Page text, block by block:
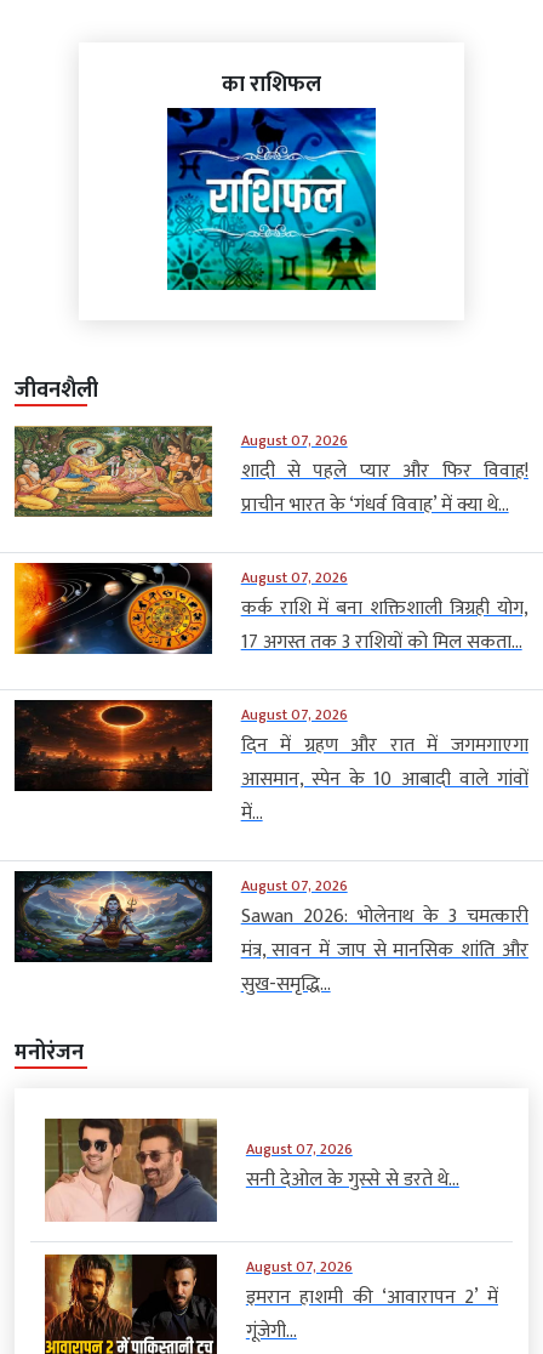
का राशिफल
जीवनशैली
August 07, 2026
शादी से पहले प्यार और फिर विवाह!
प्राचीन भारत के ‘गंधर्व विवाह’ में क्या थे...
August 07, 2026
कर्क राशि में बना शक्तिशाली त्रिग्रही योग,
17 अगस्त तक 3 राशियों को मिल सकता...
August 07, 2026
दिन में ग्रहण और रात में जगमगाएगा
आसमान, स्पेन के 10 आबादी वाले गांवों
में...
August 07, 2026
Sawan 2026: भोलेनाथ के 3 चमत्कारी
मंत्र, सावन में जाप से मानसिक शांति और
सुख-समृद्धि...
मनोरंजन
August 07, 2026
सनी देओल के गुस्से से डरते थे...
August 07, 2026
इमरान हाशमी की ‘आवारापन 2’ में
गूंजेगी...